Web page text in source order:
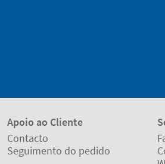
Apoio ao Cliente
Contacto
Seguimento do pedido